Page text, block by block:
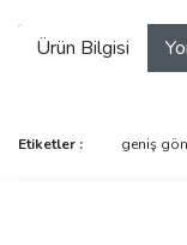
Ürün Bilgisi
Bu ürünün fiyat
Görüş ve önerileriniz
Etiketler : geniş